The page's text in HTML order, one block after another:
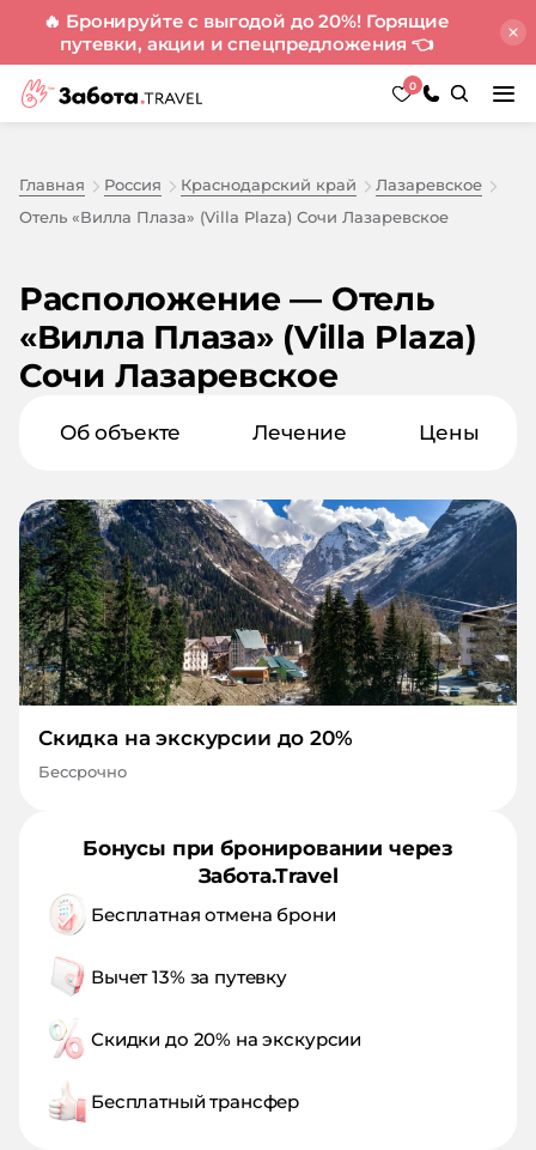
🔥 Бронируйте с выгодой до 20%! Горящие
путевки, акции и спецпредложения 👈
0
Главная Россия Краснодарский край
Лазаревское
Отель «Вилла Плаза» (Villa Plaza) Сочи Лазаревское
Расположение — Отель
«Вилла Плаза» (Villa Plaza)
Сочи Лазаревское
Об объекте Лечение Цены
Скидка на экскурсии до 20%
Бессрочно
Бонусы при бронировании через
Забота.Travel
Бесплатная отмена брони
Вычет 13% за путевку
Скидки до 20% на экскурсии
Бесплатный трансфер